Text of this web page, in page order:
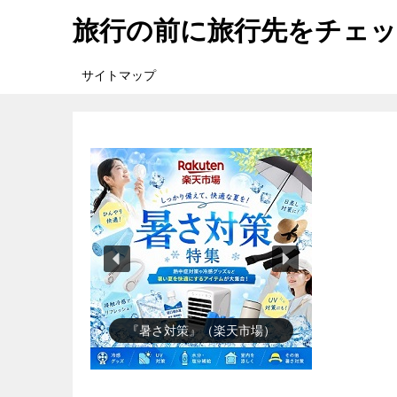
旅行の前に旅行先をチェ
サイトマップ
『楽天市場』売れ筋ランキング